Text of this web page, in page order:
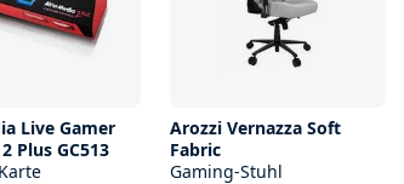
Live Gamer
Plus GC513
Arozzi Vernazza Soft
Fabric
Gaming-Stuhl